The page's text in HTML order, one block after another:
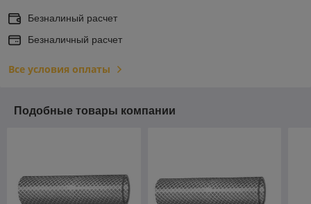
Безналиный расчет
Безналичный расчет
Все условия оплаты
Подобные товары компании